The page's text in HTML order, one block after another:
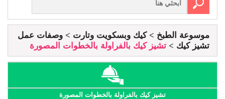
موسوعة الطبخ كيك وبسكويت وتارت
وصفات عمل
تشيز كيك
تشيز كيك بالفراولة بالخطوات المصورة
تشيز كيك بالفراولة بالخطوات المصورة